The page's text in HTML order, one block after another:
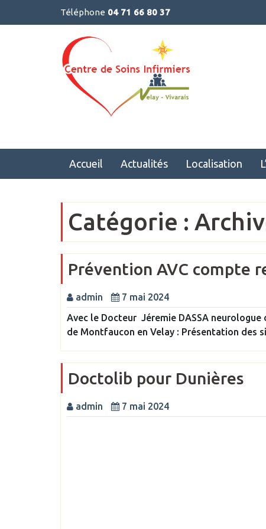
Téléphone 04 71 66 80 37
Accueil Actualités Localisation
Catégorie :
Prévention AVC compte
admin
7 mai 2024
Avec le Docteur Jéremie DASSA neurologue
de Montfaucon en Velay : Présentation des
Doctolib pour Dunières
admin 7 mai 2024